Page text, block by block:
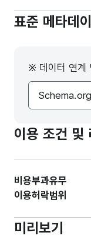
표준 메타데
※ 데이터 연계
Schema.org
이용 조건 및
비용부과유무
이용허락범위
미리보기